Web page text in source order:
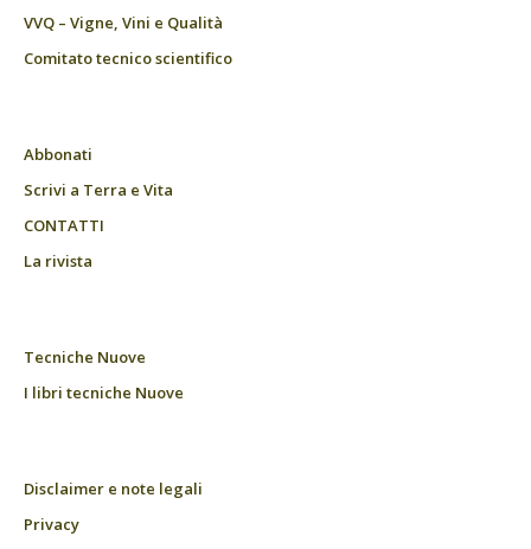
VVQ – Vigne, Vini e Qualità
Comitato tecnico scientifico
Abbonati
Scrivi a Terra e Vita
CONTATTI
La rivista
Tecniche Nuove
I libri tecniche Nuove
Disclaimer e note legali
Privacy